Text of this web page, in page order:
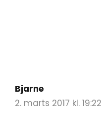
Bjarne
2. marts 2017 kl. 19:22